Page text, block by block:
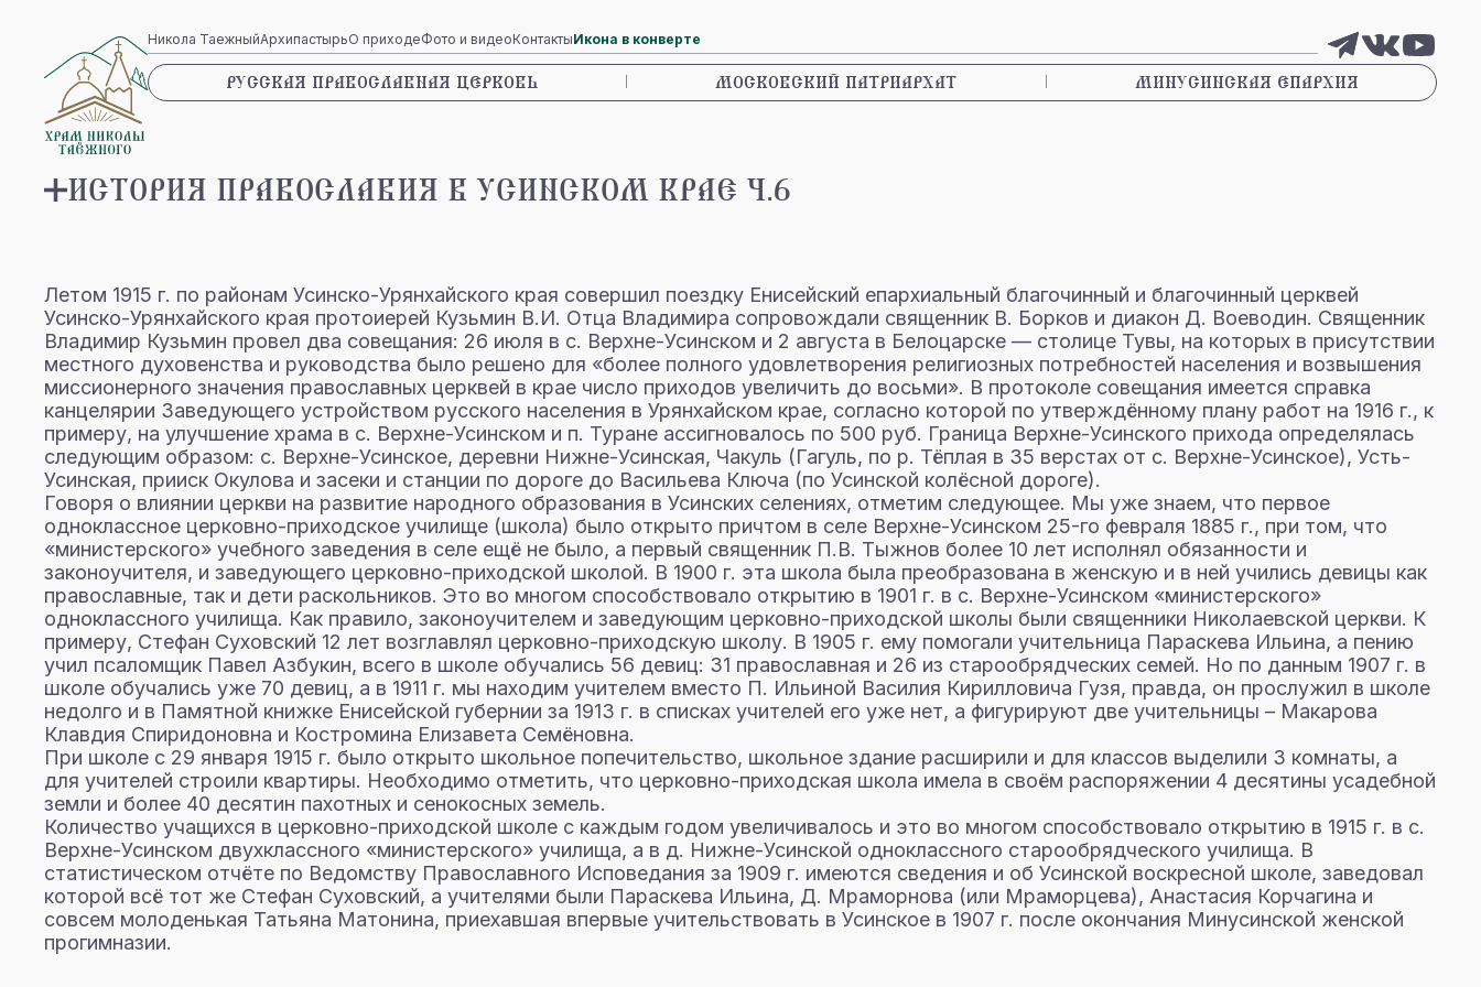
Никола ТаежныйАрхипастырьО приходеФото и видеоКонтактыИкона в конверте
РУССКАЯ ПРАВОСЛАВНАЯ ЦЕРКОВЬ МОСКОВСКИЙ ПАТРИАРХАТ МИНУСИНСКАЯ ЕПАРХИЯ
ИСТОРИЯ ПРАВОСЛАВИЯ В УСИНСКОМ КРАЕ Ч.6
Летом 1915 г. по районам Усинско-Урянхайского края совершил поездку Енисейский епархиальный благочинный и благочинный церквей
Усинско-Урянхайского края протоиерей Кузьмин В.И. Отца Владимира сопровождали священник В. Борков и диакон Д. Воеводин. Священник
Владимир Кузьмин провел два совещания: 26 июля в с. Верхне-Усинском и 2 августа в Белоцарске — столице Тувы, на которых в присутствии
местного духовенства и руководства было решено для «более полного удовлетворения религиозных потребностей населения и возвышения
миссионерного значения православных церквей в крае число приходов увеличить до восьми». В протоколе совещания имеется справка
канцелярии Заведующего устройством русского населения в Урянхайском крае, согласно которой по утверждённому плану работ на 1916 г., к
примеру, на улучшение храма в с. Верхне-Усинском и п. Туране ассигновалось по 500 руб. Граница Верхне-Усинского прихода определялась
следующим образом: с. Верхне-Усинское, деревни Нижне-Усинская, Чакуль (Гагуль, по р. Тёплая в 35 верстах от с. Верхне-Усинское), Усть-
Усинская, прииск Окулова и засеки и станции по дороге до Васильева Ключа (по Усинской колёсной дороге).
Говоря о влиянии церкви на развитие народного образования в Усинских селениях, отметим следующее. Мы уже знаем, что первое
одноклассное церковно-приходское училище (школа) было открыто причтом в селе Верхне-Усинском 25-го февраля 1885 г., при том, что
«министерского» учебного заведения в селе ещё не было, а первый священник П.В. Тыжнов более 10 лет исполнял обязанности и
законоучителя, и заведующего церковно-приходской школой. В 1900 г. эта школа была преобразована в женскую и в ней учились девицы как
православные, так и дети раскольников. Это во многом способствовало открытию в 1901 г. в с. Верхне-Усинском «министерского»
одноклассного училища. Как правило, законоучителем и заведующим церковно-приходской школы были священники Николаевской церкви. К
примеру, Стефан Суховский 12 лет возглавлял церковно-приходскую школу. В 1905 г. ему помогали учительница Параскева Ильина, а пению
учил псаломщик Павел Азбукин, всего в школе обучались 56 девиц: 31 православная и 26 из старообрядческих семей. Но по данным 1907 г. в
школе обучались уже 70 девиц, а в 1911 г. мы находим учителем вместо П. Ильиной Василия Кирилловича Гузя, правда, он прослужил в школе
недолго и в Памятной книжке Енисейской губернии за 1913 г. в списках учителей его уже нет, а фигурируют две учительницы – Макарова
Клавдия Спиридоновна и Костромина Елизавета Семёновна.
При школе с 29 января 1915 г. было открыто школьное попечительство, школьное здание расширили и для классов выделили 3 комнаты, а
для учителей строили квартиры. Необходимо отметить, что церковно-приходская школа имела в своём распоряжении 4 десятины усадебной
земли и более 40 десятин пахотных и сенокосных земель.
Количество учащихся в церковно-приходской школе с каждым годом увеличивалось и это во многом способствовало открытию в 1915 г. в с.
Верхне-Усинском двухклассного «министерского» училища, а в д. Нижне-Усинской одноклассного старообрядческого училища. В
статистическом отчёте по Ведомству Православного Исповедания за 1909 г. имеются сведения и об Усинской воскресной школе, заведовал
которой всё тот же Стефан Суховский, а учителями были Параскева Ильина, Д. Мраморнова (или Мраморцева), Анастасия Корчагина и
совсем молоденькая Татьяна Матонина, приехавшая впервые учительствовать в Усинское в 1907 г. после окончания Минусинской женской
прогимназии.